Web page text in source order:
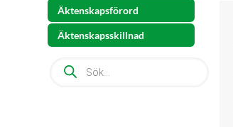
Äktenskapsförord
Äktenskapsskillnad
Products
search